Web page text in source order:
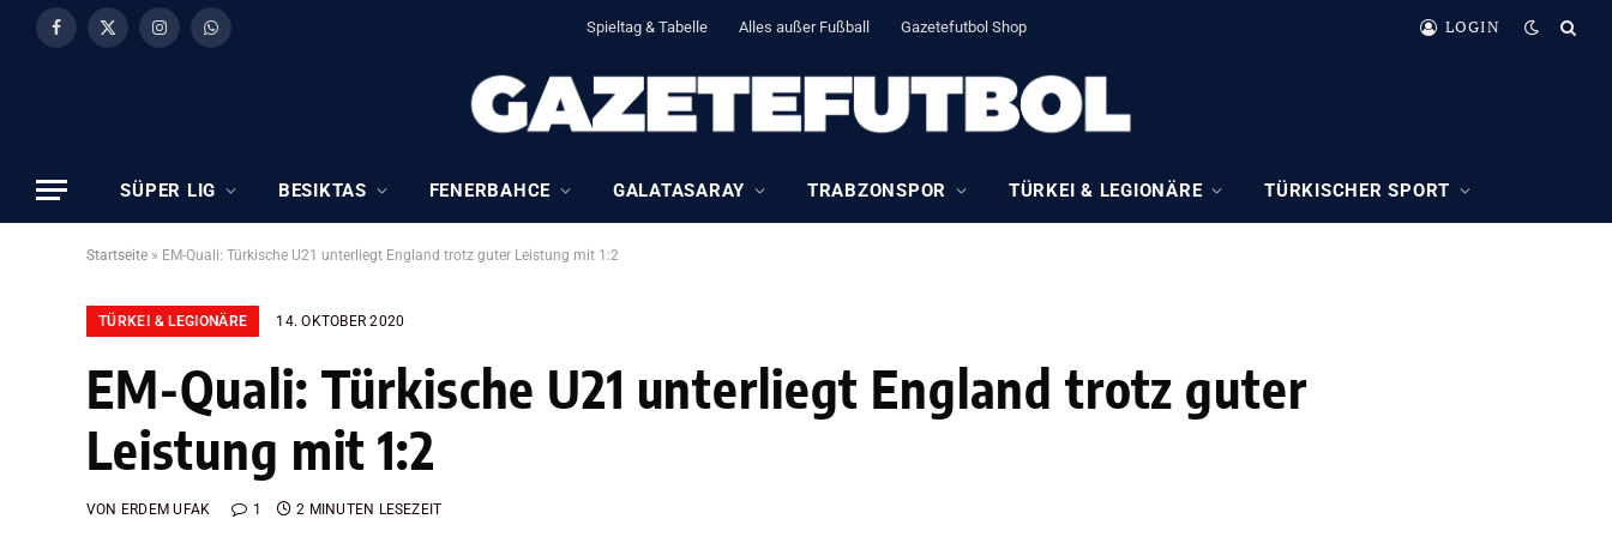
Facebook
X
InstagramWhatsApp Spieltag & Tabelle Alles außer Fußball Gazetefutbol Shop LOGIN
SÜPER LIG BESIKTAS FENERBAHCE GALATASARAY TRABZONSPOR TÜRKEI & LEGIONÄRE TÜRKISCHER SPORT
Startseite » EM-Quali: Türkische U21 unterliegt England trotz guter Leistung mit 1:2
TÜRKEI & LEGIONÄRE 14. OKTOBER 2020
EM-Quali: Türkische U21 unterliegt England trotz guter
Leistung mit 1:2
VON ERDEM UFAK 1 2 MINUTEN LESEZEIT